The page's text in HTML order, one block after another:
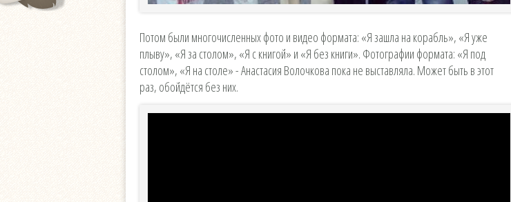
Потом были многочисленных фото и видео формата: «Я зашла на корабль», «Я уже
плыву», «Я за столом», «Я с книгой» и «Я без книги». Фотографии формата: «Я под
столом», «Я на столе» - Анастасия Волочкова пока не выставляла. Может быть в этот
раз, обойдётся без них.